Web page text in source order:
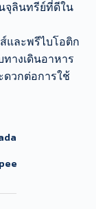
จุลินทรีย์ที่ดีใน
และพรีไบโอติก
างเดินอาหาร
ดวกต่อการใช้